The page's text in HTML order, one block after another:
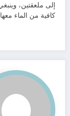
إلى ملعقتين،
كافية من الماء